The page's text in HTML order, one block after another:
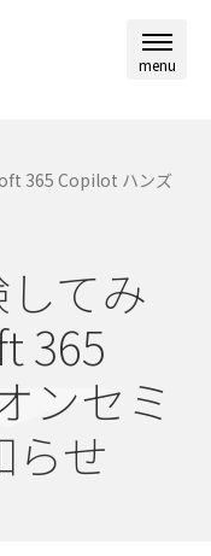
menu
365 Copilot ハンズ
てみ
365
ンセミ
らせ